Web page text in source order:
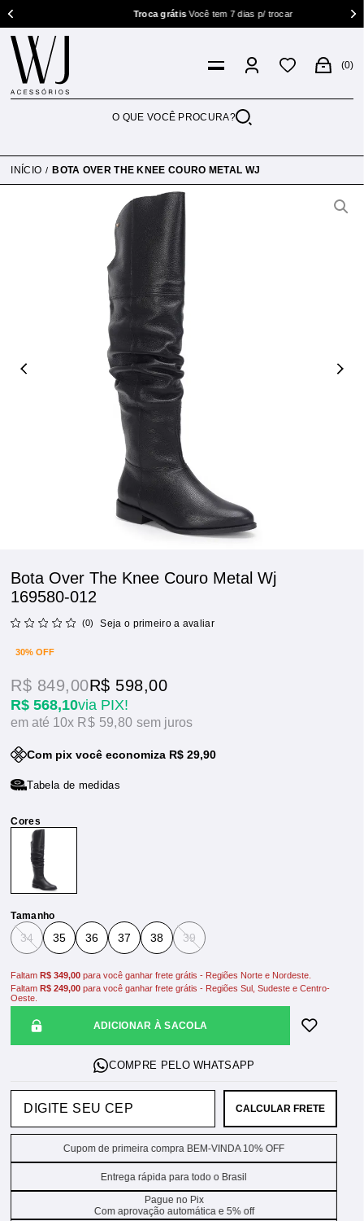
Troca grátisVocê tem 7 dias p/ trocar
0
INÍCIO BOTA OVER THE KNEE COURO METAL WJ
Bota Over The Knee Couro Metal Wj
169580-012
(0) Seja o primeiro a avaliar
30% OFF
R$ 568,10via PIX!
R$ 849,00R$ 598,00
10x R$ 59,80sem juros
Com pix você economiza R$ 29,90
Tabela de medidas
Tamanho
34 35 36 37 38 39
ADICIONAR À SACOLA
FaltamR$ 349,00 para você ganhar frete grátis - Regiões Norte e Nordeste.
FaltamR$ 249,00 para você ganhar frete grátis - Regiões Sul, Sudeste e Centro-
Oeste.
CALCULAR FRETE
Cupom de primeira compra BEM-VINDA 10% OFF
Entrega rápida para todo o Brasil
Pague no Pix
Com aprovação automática e 5% off